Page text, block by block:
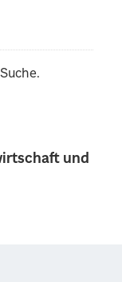
und